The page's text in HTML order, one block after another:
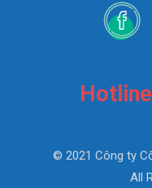
© 2021 Công ty
All